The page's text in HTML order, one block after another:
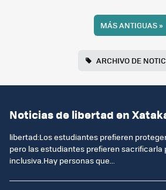
MÁS ANTIGUAS»
ARCHIVO DE
Noticias de libertad en
libertad:Los estudiantes prefieren
pero las estudiantes prefieren sacrificarla
inclusiva.Hay personas que...